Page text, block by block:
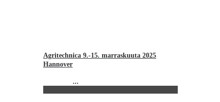
Agritechnica 9.-15. marraskuuta 2025
Hannover
...